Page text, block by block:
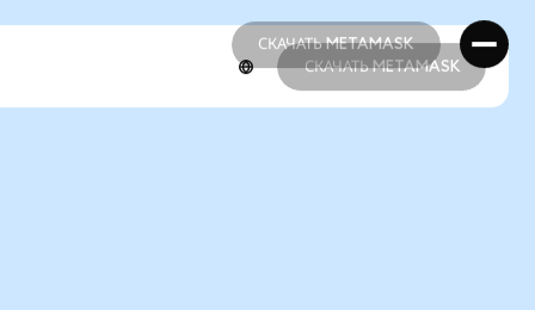
СКАЧАТЬ METAMASK
СКАЧАТЬ METAMASK
СКАЧАТЬ METAMASK